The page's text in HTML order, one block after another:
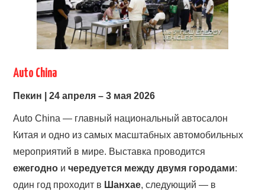
Auto China
Пекин | 24 апреля – 3 мая 2026
Auto China — главный национальный автосалон
Китая и одно из самых масштабных автомобильных
мероприятий в мире. Выставка проводится
ежегодно ичередуется между двумя городами:
один год проходит в Шанхае, следующий — в